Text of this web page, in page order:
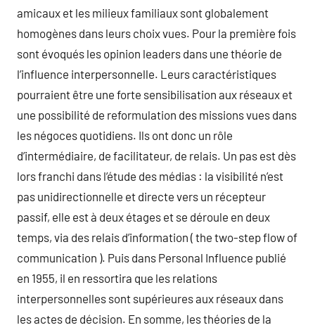
amicaux et les milieux familiaux sont globalement
homogènes dans leurs choix vues. Pour la première fois
sont évoqués les opinion leaders dans une théorie de
l’influence interpersonnelle. Leurs caractéristiques
pourraient être une forte sensibilisation aux réseaux et
une possibilité de reformulation des missions vues dans
les négoces quotidiens. Ils ont donc un rôle
d’intermédiaire, de facilitateur, de relais. Un pas est dès
lors franchi dans l’étude des médias : la visibilité n’est
pas unidirectionnelle et directe vers un récepteur
passif, elle est à deux étages et se déroule en deux
temps, via des relais d’information ( the two-step flow of
communication ). Puis dans Personal Influence publié
en 1955, il en ressortira que les relations
interpersonnelles sont supérieures aux réseaux dans
les actes de décision. En somme, les théories de la